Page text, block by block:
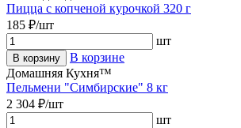
Пицца с копченой курочкой 320 г
185 ₽/шт
шт
В корзину
В корзине
Домашняя Кухня™
Пельмени "Симбирские" 8 кг
2 304 ₽/шт
шт